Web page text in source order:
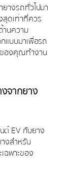
ยางรถทั่วไปมา
สุดเท่าที่ควร
านความ
แบบมาเพื่อรถ
ของคุณทำงาน
จากยาง
ต์ EV กับยาง
งสำหรับ
พาะของ